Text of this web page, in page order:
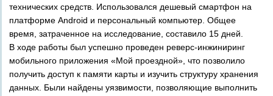
технических средств. Использовался дешевый смартфон на
платформе Android и персональный компьютер. Общее
время, затраченное на исследование, составило 15 дней.
В ходе работы был успешно проведен реверс­-инжиниринг
мобильного приложения «Мой проездной», что позволило
получить доступ к памяти карты и изучить структуру хранения
данных. Были найдены уязвимости, позволяющие выполнить